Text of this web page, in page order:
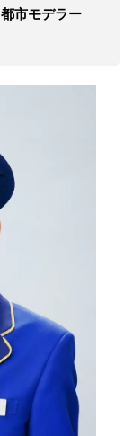
市モデラー